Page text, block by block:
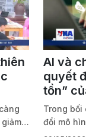
AI và
quyết
tồn”
Trong bối
đổi mô